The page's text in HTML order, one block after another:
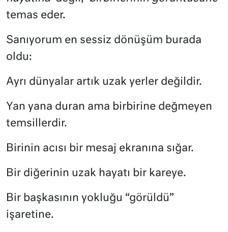
temas eder.
Sanıyorum en sessiz dönüşüm burada
oldu:
Ayrı dünyalar artık uzak yerler değildir.
Yan yana duran ama birbirine değmeyen
temsillerdir.
Birinin acısı bir mesaj ekranına sığar.
Bir diğerinin uzak hayatı bir kareye.
Bir başkasının yokluğu “görüldü”
işaretine.